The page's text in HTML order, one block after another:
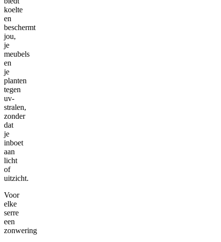
koelte
en
beschermt
jou,
je
meubels
en
je
planten
tegen
uv-
stralen,
zonder
dat
je
inboet
aan
licht
of
uitzicht.
Voor
elke
serre
een
zonwering